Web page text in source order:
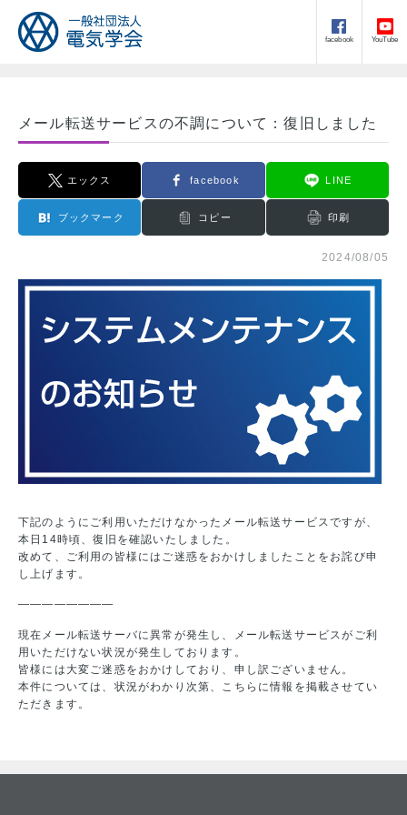
facebook YouTube
メール転送サービスの不調について：復旧しました
エックス facebook LINE
ブックマーク コピー 印刷
2024/08/05
下記のようにご利用いただけなかったメール転送サービスですが、
本日14時頃、復旧を確認いたしました。
改めて、ご利用の皆様にはご迷惑をおかけしましたことをお詫び申
し上げます。
————————
現在メール転送サーバに異常が発生し、メール転送サービスがご利
用いただけない状況が発生しております。
皆様には大変ご迷惑をおかけしており、申し訳ございません。
本件については、状況がわかり次第、こちらに情報を掲載させてい
ただきます。